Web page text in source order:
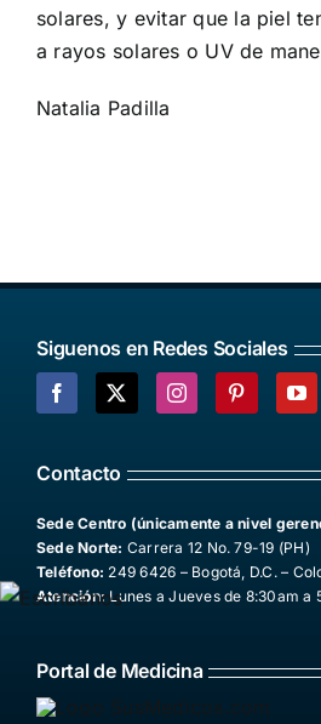
solares, y evitar que la piel
a rayos solares o UV de
Natalia Padilla
Siguenos en Redes Sociales
Facebook
X InstagramPinterest
Contacto
Sede Centro (únicamente a nivel
Sede Norte: Carrera 12 No. 79-19 (PH)
Teléfono: 249 6426 – Bogotá, D.C. –
Atención:Lunes a Jueves de 8:30am a
Portal de Medicina